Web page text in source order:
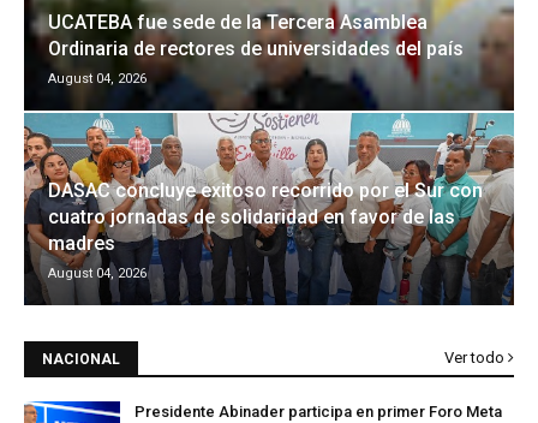
UCATEBA fue sede de la Tercera Asamblea
Ordinaria de rectores de universidades del país
August 04, 2026
DASAC concluye exitoso recorrido por el Sur con
cuatro jornadas de solidaridad en favor de las
madres
August 04, 2026
NACIONAL Ver todo
Presidente Abinader participa en primer Foro Meta